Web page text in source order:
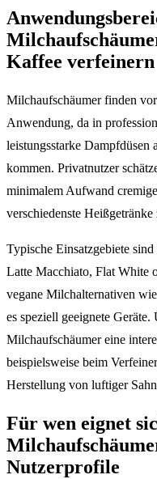
Kaffee verfeinern
Milchaufschäumer finden
Anwendung, da in
leistungsstarke Dampfdüsen
kommen. Privatnutzer
minimalem Aufwand
verschiedenste
Typische Einsatzgebiete
Latte Macchiato, Flat White
vegane Milchalternativen
es speziell geeignete
Milchaufschäumer eine
beispielsweise beim
Herstellung von luftiger
Für wen eignet
Nutzerprofile